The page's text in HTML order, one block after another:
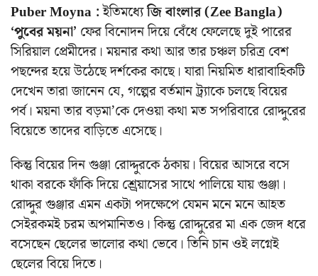
Puber Moyna :ইতিমধ্যেজি বাংলার (Zee Bangla)
‘পুবের ময়না’ ফের বিনোদন দিয়ে বেঁধে ফেলেছে দুই পারের
সিরিয়াল প্রেমীদের। ময়নার কথা আর তার চঞ্চল চরিত্র বেশ
পছন্দের হয়ে উঠেছে দর্শকের কাছে। যারা নিয়মিত ধারাবাহিকটি
দেখেন তারা জানেন যে, গল্পের বর্তমান ট্র্যাকে চলছে বিয়ের
পর্ব। ময়না তার বড়মা’কে দেওয়া কথা মত সপরিবারে রোদ্দুরের
বিয়েতে তাদের বাড়িতে এসেছে।
কিন্তু বিয়ের দিন গুঞ্জা রোদ্দুরকে ঠকায়। বিয়ের আসরে বসে
থাকা বরকে ফাঁকি দিয়ে শ্র্রেয়াসের সাথে পালিয়ে যায় গুঞ্জা।
রোদ্দুর গুঞ্জার এমন একটা পদক্ষেপে যেমন মনে মনে আহত
সেইরকমই চরম অপমানিতও। কিন্তু রোদ্দুরের মা এক জেদ ধরে
বসেছেন ছেলের ভালোর কথা ভেবে। তিনি চান ওই লগ্নেই
ছেলের বিয়ে দিতে।